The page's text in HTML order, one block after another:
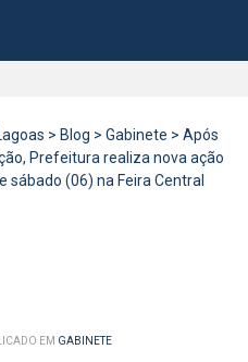
> Blog > Gabinete > Após
Prefeitura realiza nova ação
sábado (06) na Feira Central
EM GABINETE